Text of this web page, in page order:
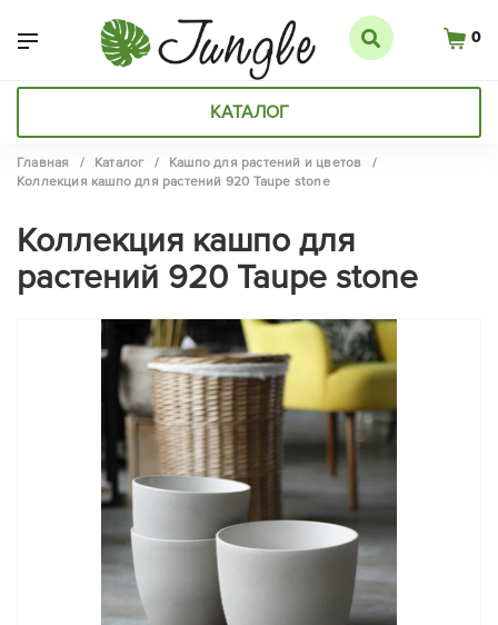
0
КАТАЛОГ
Главная / Каталог / Кашпо для растений и цветов
/
Коллекция кашпо для растений 920 Taupe stone
Коллекция кашпо для
растений 920 Taupe stone